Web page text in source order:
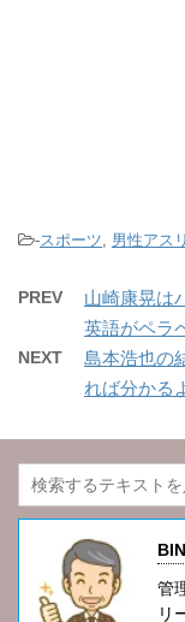
-スポーツ, 男性アス
PREV
山崎康晃は
英語がペラ
NEXT
島本浩也の
れば分かる
BIN
管
リ